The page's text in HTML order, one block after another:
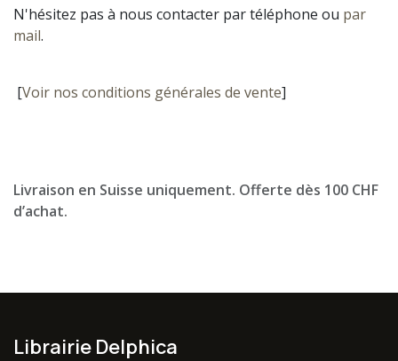
N'hésitez pas à nous contacter par téléphone ou par
mail.
[Voir nos conditions générales de vente]
Livraison en Suisse uniquement. Offerte dès 100 CHF
d’achat.
Librairie Delphica